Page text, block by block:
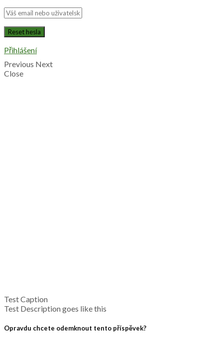
Přihlášení
Previous Next
Close
Test Caption
Test Description goes like this
Opravdu chcete odemknout tento příspěvek?